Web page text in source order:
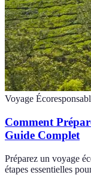
Voyage
Comment
Guide Complet
Préparez un voyage
étapes essentielles